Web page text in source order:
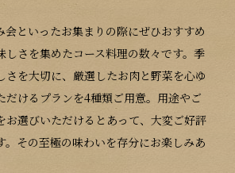
会といったお集まりの際にぜひおすすめ
しさを集めたコース料理の数々です。季
さを大切に、厳選したお肉と野菜を心ゆ
だけるプランを4種類ご用意。用途やご
お選びいただけるとあって、大変ご好評
。その至極の味わいを存分にお楽しみあ